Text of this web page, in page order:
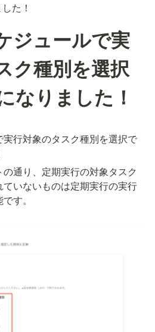
た！
ジュールで実
ク種別を選択
なりました！
行対象のタスク種別を選択で
通り、定期実行の対象タスク
いないものは定期実行の実行
す。